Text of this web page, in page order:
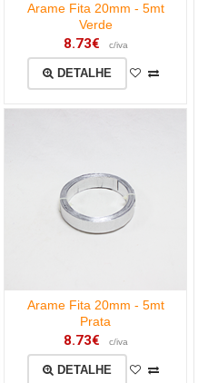
Arame Fita 20mm - 5mt
Verde
8.73€ c/iva
DETALHE
Arame Fita 20mm - 5mt
Prata
8.73€ c/iva
DETALHE